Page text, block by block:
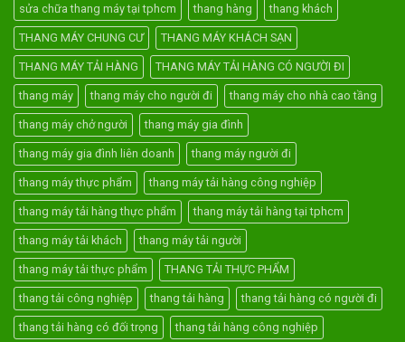
sửa chữa thang máy tại tphcm thang hàng thang khách
THANG MÁY CHUNG CƯ THANG MÁY KHÁCH SẠN
THANG MÁY TẢI HÀNG THANG MÁY TẢI HÀNG CÓ NGƯỜI ĐI
thang máy thang máy cho người đi thang máy cho nhà cao tầng
thang máy chở người thang máy gia đình
thang máy gia đình liên doanh thang máy người đi
thang máy thực phẩm thang máy tải hàng công nghiệp
thang máy tải hàng thực phẩm thang máy tải hàng tại tphcm
thang máy tải khách thang máy tải người
thang máy tải thực phẩm THANG TẢI THỰC PHẨM
thang tải công nghiệp thang tải hàng thang tải hàng có người đi
thang tải hàng có đối trọng thang tải hàng công nghiệp